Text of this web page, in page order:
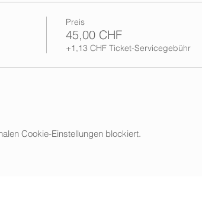
Preis
45,00 CHF
+1,13 CHF Ticket-Servicegebühr
Cookie-Einstellungen blockiert.